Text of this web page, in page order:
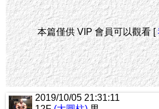
本篇僅供 VIP 會員可以觀看 [
2019/10/05 21:31:11